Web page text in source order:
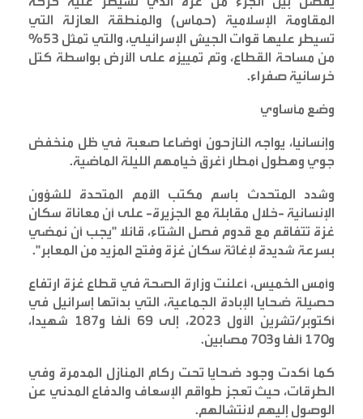
المقاومة الإسلامية (حماس) والمنطقة العازلة التي
تسيطر عليها قوات الجيش الإسرائيلي، والتي تمثل 53%
من مساحة القطاع، وتم تمييزه على الأرض بواسطة كتل
خرسانية صفراء.
وضع مأساوي
وإنسانيا، يواجه النازحون أوضاعا صعبة في ظل منخفض
جوي وهطول أمطار أغرق خيامهم الليلة الماضية.
وشدد المتحدث باسم مكتب الأمم المتحدة للشؤون
الإنسانية -خلال مقابلة مع الجزيرة- على أن معاناة سكان
غزة تتفاقم مع قدوم فصل الشتاء، قائلا "يجب أن نمضي
بسرعة شديدة لإغاثة سكان غزة وفتح المزيد من المعابر".
وأمس الخميس، أعلنت وزارة الصحة في قطاع غزة ارتفاع
حصيلة ضحايا الإبادة الجماعية، التي بدأتها إسرائيل في
أكتوبر/تشرين الأول 2023، إلى 69 ألفا و187 شهيدا،
و170 ألفا و703 مصابين
.
كما أكدت وجود ضحايا تحت ركام المنازل المدمرة وفي
الطرقات، حيث تعجز طواقم الإسعاف والدفاع المدني عن
الوصول إليهم لانتشالهم.